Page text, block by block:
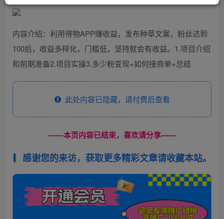
内容介绍：利用得物APP赚收益，发布种草文案，粉丝达到
100后，收益多样化，门槛低，坚持就会有收益。1.项目介绍
和前期准备2.项目实操3.多少粉变现+如何接商单+总结
此处内容已隐藏，请付费后查看
------本页内容已结束，喜欢请分享------
感谢您的来访，获取更多精彩文章请收藏本站。